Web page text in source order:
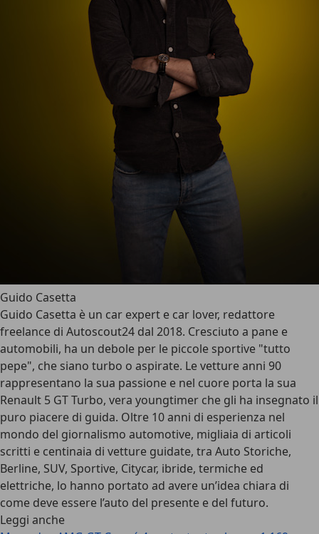
Guido Casetta
Guido Casetta è un car expert e car lover, redattore
freelance di Autoscout24 dal 2018. Cresciuto a pane e
automobili, ha un debole per le piccole sportive "tutto
pepe", che siano turbo o aspirate. Le vetture anni 90
rappresentano la sua passione e nel cuore porta la sua
Renault 5 GT Turbo, vera youngtimer che gli ha insegnato il
puro piacere di guida. Oltre 10 anni di esperienza nel
mondo del giornalismo automotive, migliaia di articoli
scritti e centinaia di vetture guidate, tra Auto Storiche,
Berline, SUV, Sportive, Citycar, ibride, termiche ed
elettriche, lo hanno portato ad avere un’idea chiara di
come deve essere l’auto del presente e del futuro.
Leggi anche